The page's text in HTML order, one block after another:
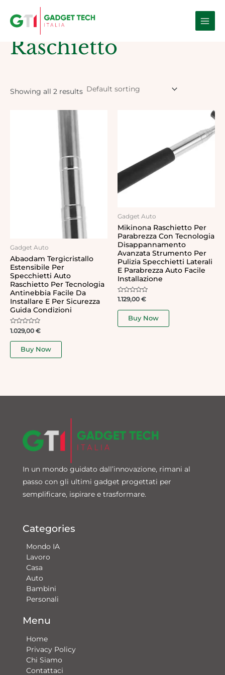
Main
Home / Products tagged “Raschietto”
Raschietto
Showing all 2 results
Gadget Auto
Abaodam Tergicristallo
Estensibile Per
Specchietti Auto
Raschietto Per Tecnologia
Antinebbia Facile Da
Installare E Per Sicurezza
Guida Condizioni
Rated
0
out
1.029,00 €
Buy Now
Gadget Auto
Mikinona Raschietto Per
Parabrezza Con Tecnologia
Disappannamento
Avanzata Strumento Per
Pulizia Specchietti Laterali
E Parabrezza Auto Facile
Installazione
Rated
out
1.129,00 €
Buy Now
In un mondo guidato dall’innovazione, rimani al
passo con gli ultimi gadget progettati per
semplificare, ispirare e trasformare.
Categories
Mondo IA
Lavoro
Casa
Auto
Bambini
Personali
Menu
Home
Privacy Policy
Chi Siamo
Contattaci​